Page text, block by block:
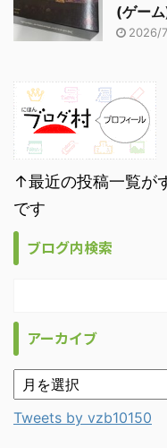
(ゲー
2026/
↑最近の投稿一覧が
です
ブログ内検索
アーカイブ
Tweets by vzb10150